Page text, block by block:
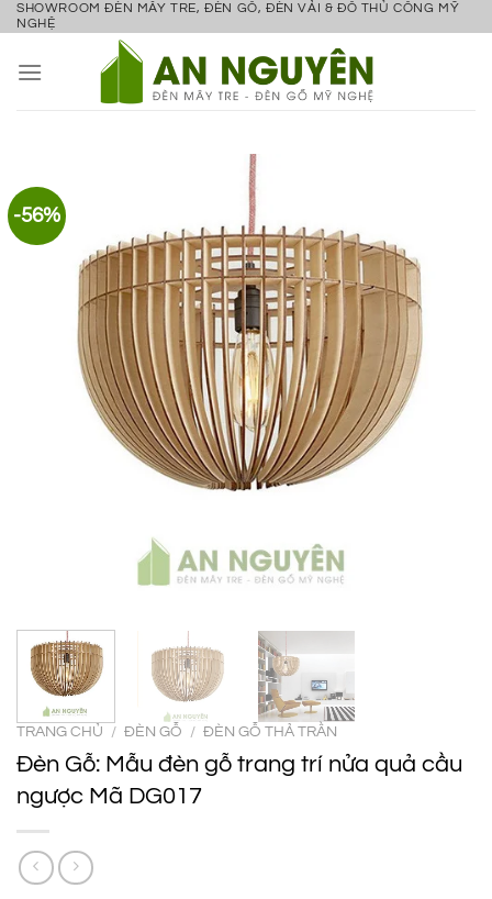
Bỏ
nội
SHOWROOM ĐÈN MÂY TRE, ĐÈN GỖ, ĐÈN VẢI & ĐỒ THỦ CÔNG MỸ
NGHỆ
-56%
TRANG CHỦ / ĐÈN GỖ / ĐÈN GỖ THẢ TRẦN
Đèn Gỗ: Mẫu đèn gỗ trang trí nửa quả cầu
ngược Mã DG017